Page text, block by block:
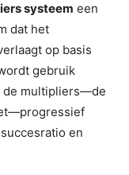
systeem een
dat het
op basis
gebruik
de multipliers—de
en